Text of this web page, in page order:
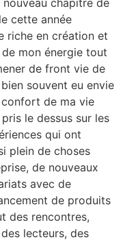
chapitre de
cette année
riche en création et
mon énergie tout
de front vie de
souvent eu envie
de ma vie
le dessus sur les
qui ont
plein de choses
de nouveaux
avec de
de produits
des rencontres,
lecteurs, des